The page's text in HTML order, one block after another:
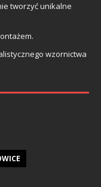
tworzyć unikalne
wzornictwa